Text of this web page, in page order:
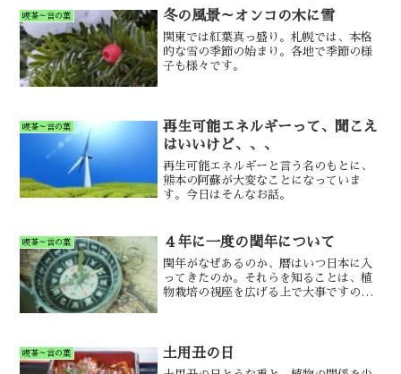
喫茶～言の葉 冬の風景～オンコの木に雪
関東では紅葉真っ盛り。札幌では、本格
的な雪の季節の始まり。各地で季節の様
子も様々です。
喫茶～言の葉
再生可能エネルギーって、聞こえ
はいいけど、、、
再生可能エネルギーと言う名のもとに、
熊本の阿蘇が大変なことになっていま
す。今日はそんなお話。
喫茶～言の葉 ４年に一度の閏年について
閏年がなぜあるのか、暦はいつ日本に入
ってきたのか。それらを知ることは、植
物栽培の視座を広げる上で大事ですの
喫茶～言の葉 土用丑の日